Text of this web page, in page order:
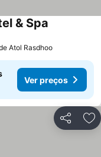
& Spa
Atol Rasdhoo
Ver preços
Partilhar